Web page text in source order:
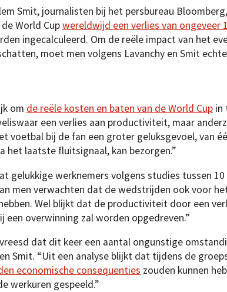
Smit, journalisten bij het persbureau
World Cupwereldwijd een verlies van ongeveer
ingecalculeerd. Om de reële impact van het
moet men volgens Lavanchy en Smit
om de reële kosten en baten van de World Cup in
een verlies aan productiviteit, maar
voetbal bij de fan een groter geluksgevoel, van
het laatste fluitsignaal, kan bezorgen.”
gelukkige werknemers volgens studies tussen
men verwachten dat de wedstrijden ook voor
Wel blijkt dat de productiviteit door een
een overwinning zal worden opgedreven.”
dat dit keer een aantal ongunstige
Smit. “Uit een analyse blijkt dat tijdens de
economische consequenties zouden kunnen
werkuren gespeeld.”